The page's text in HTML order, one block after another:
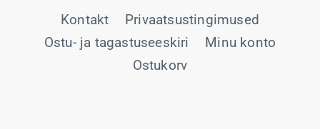
Kontakt
Privaatsustingimused
Ostu- ja tagastuseeskiri
Minu konto
Ostukorv